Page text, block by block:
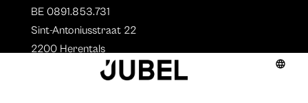
BE 0891.853.731
Sint-Antoniusstraat 22
2200 Herentals